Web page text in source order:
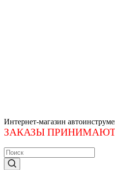
Интернет-магазин
ЗАКАЗЫ